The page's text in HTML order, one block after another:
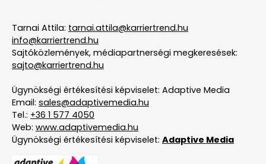
Tarnai Attila: tarnai.attila@karriertrend.hu
info@karriertrend.hu
Sajtóközlemények, médiapartnerségi megkeresések:
sajto@karriertrend.hu
Ügynökségi értékesítési képviselet: Adaptive Media
Email: sales@adaptivemedia.hu
Tel.: +36 1 577 4050
Web: www.adaptivemedia.hu
Ügynökségi értékesítési képviselet: Adaptive Media